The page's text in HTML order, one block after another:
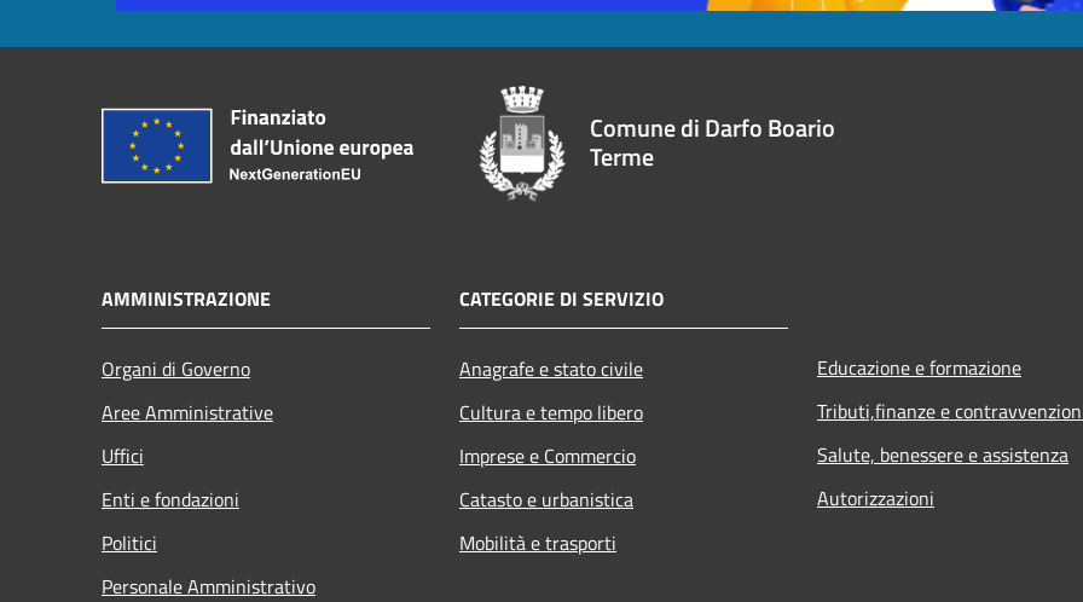
Comune di Darfo Boario
Terme
AMMINISTRAZIONE
Organi di Governo
Aree Amministrative
Uffici
Enti e fondazioni
Politici
Personale Amministrativo
CATEGORIE DI SERVIZIO
Anagrafe e stato civile
Cultura e tempo libero
Imprese e Commercio
Catasto e urbanistica
Mobilità e trasporti
Educazione e formazione
Tributi,finanze e
Salute, benessere e assistenza
Autorizzazioni